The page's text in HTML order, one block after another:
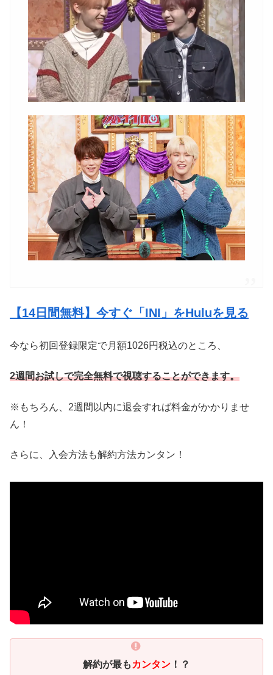
【14日間無料】今すぐ「INI」をHuluを見る
今なら初回登録限定で月額1026円税込のところ、
2週間お試しで完全無料で視聴することができます。
※もちろん、2週間以内に退会すれば料金がかかりませ
ん！
さらに、入会方法も解約方法カンタン！
解約が最も カンタン ！？